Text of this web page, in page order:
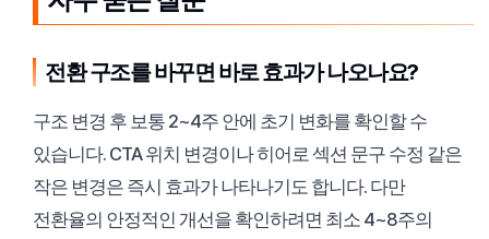
전환 구조를 바꾸면 바로 효과가 나오나요?
구조 변경 후 보통 2~4주 안에 초기 변화를 확인할 수
있습니다. CTA 위치 변경이나 히어로 섹션 문구 수정 같은
작은 변경은 즉시 효과가 나타나기도 합니다. 다만
전환율의 안정적인 개선을 확인하려면 최소 4~8주의